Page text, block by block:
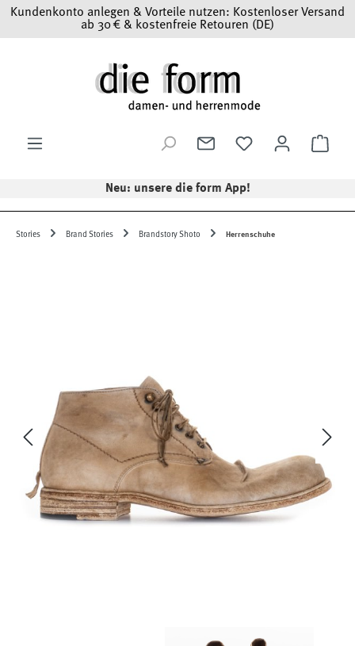
Zum Hauptinhalt springen
Kundenkonto anlegen & Vorteile nutzen: Kostenloser Versand
ab 30 € & kostenfreie Retouren (DE)
Neu: unsere die form App!
Stories Brand Stories Brandstory Shoto Herrenschuhe